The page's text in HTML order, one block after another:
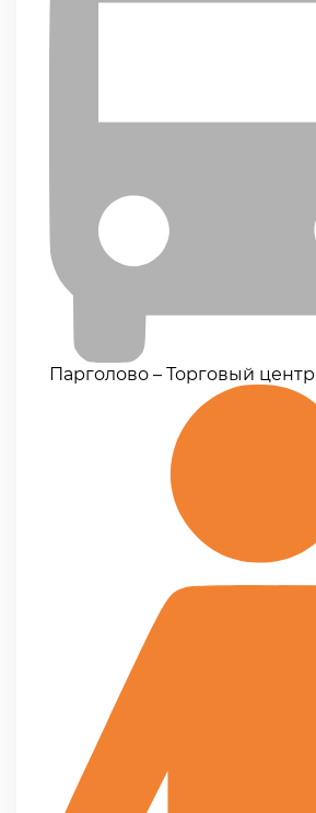
Парголово – Торговый центр